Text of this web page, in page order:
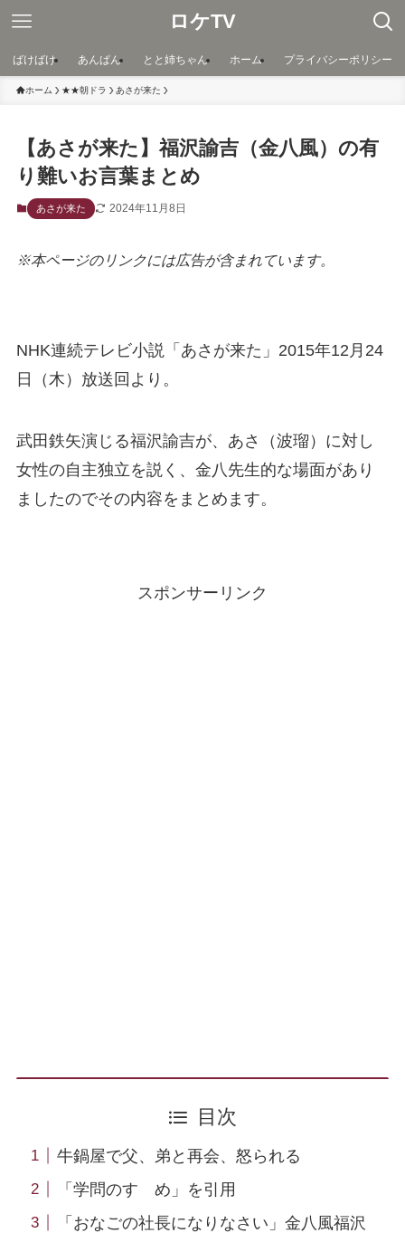
ロケTV
ばけばけ あんぱん とと姉ちゃん ホーム プライバシーポリシー
ホーム ★★朝ドラ あさが来た
【あさが来た】福沢諭吉（金八風）の有
り難いお言葉まとめ
あさが来た 2024年11月8日
※本ページのリンクには広告が含まれています。
NHK連続テレビ小説「あさが来た」2015年12月24
日（木）放送回より。
武田鉄矢演じる福沢諭吉が、あさ（波瑠）に対し
女性の自主独立を説く、金八先生的な場面があり
ましたのでその内容をまとめます。
スポンサーリンク
目次
牛鍋屋で父、弟と再会、怒られる
「学問のすゝめ」を引用
「おなごの社長になりなさい」金八風福沢